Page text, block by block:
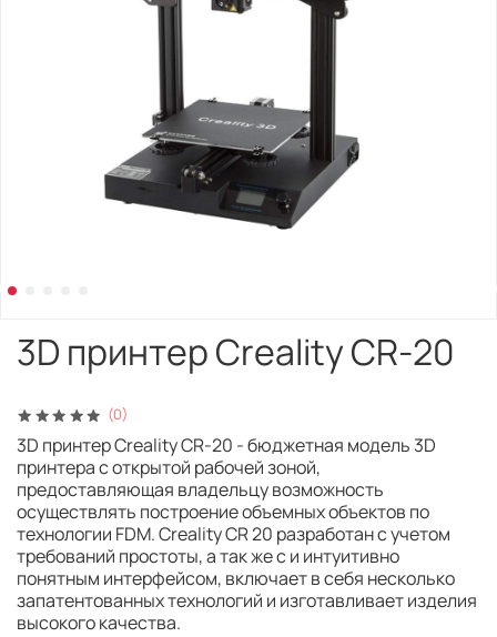
(0)
3D принтер Creality CR-20
3D принтер Creality CR-20 - бюджетная модель 3D
принтера с открытой рабочей зоной,
предоставляющая владельцу возможность
осуществлять построение объемных объектов по
технологии FDM. Creality CR 20 разработан с учетом
требований простоты, а так же с и интуитивно
понятным интерфейсом, включает в себя несколько
запатентованных технологий и изготавливает изделия
высокого качества.